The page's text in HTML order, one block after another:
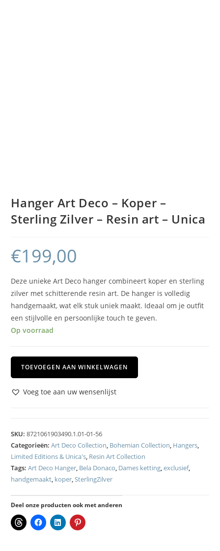
Hanger Art Deco – Koper –
Sterling Zilver – Resin art – Unica
€199,00
Deze unieke Art Deco hanger combineert koper en sterling
zilver met schitterende resin art. De hanger is volledig
handgemaakt, wat elk stuk uniek maakt. Ideaal om je outfit
een stijlvolle en persoonlijke touch te geven.
Op voorraad
TOEVOEGEN AAN WINKELWAGEN
Voeg toe aan uw wensenlijst
SKU:8721061903490.1.01-01-56
Categorieën:Art Deco Collection, Bohemian Collection, Hangers,
Limited Editions & Unica's, Resin Art Collection
Tags:Art Deco Hanger, Bela Donaco, Dames ketting,exclusief,
handgemaakt, koper,SterlingZilver
Deel onze producten ook met anderen